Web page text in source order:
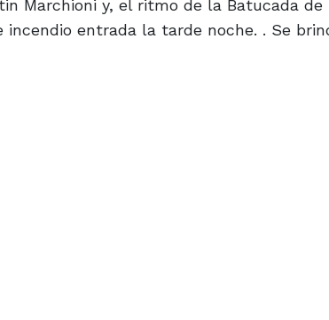
artístico con la presencia de Luu
Marchioni y, el ritmo de la Batucada de
entrada la tarde noche. . Se